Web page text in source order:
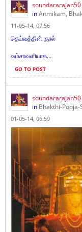
soundararajan50
inAnmikam,
11-05-14, 07:56
தெய்வத்தின் குரல்
வம்சாவளியாக...
GO TO POST
soundararajan50
in Bhakthi-
01-05-14, 06:59